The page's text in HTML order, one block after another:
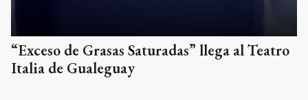
“Exceso de Grasas Saturadas” llega al Teatro
Italia de Gualeguay